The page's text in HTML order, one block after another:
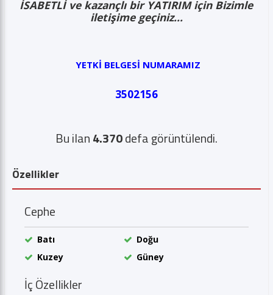
İSABETLİ ve kazançlı bir YATIRIM için Bizimle
iletişime geçiniz...
YETKİ BELGESİ NUMARAMIZ
3502156
Bu ilan4.370defa görüntülendi.
Özellikler
Cephe
Batı
Doğu
Kuzey
Güney
İç Özellikler